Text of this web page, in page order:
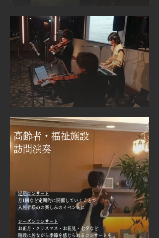
高齢者・福祉施設
​訪問演奏
定期コンサート
月1回など定期的に開催していくことで
入居者様のお楽しみのイベントに
シーズンコンサート
お正月・クリスマス・お花見・七夕など
施設に居ながら季節を感じられるコンサートを